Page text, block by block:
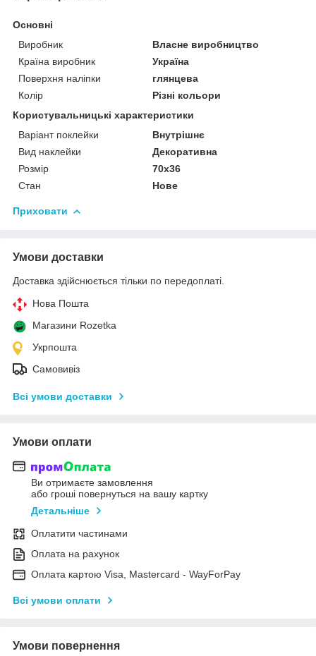
Основні
Виробник
Власне виробництво
Країна виробник
Україна
Поверхня наліпки
глянцева
Колір
Різні кольори
Користувальницькі характеристики
Варіант поклейки
Внутрішнє
Вид наклейки
Декоративна
Розмір
70х36
Стан
Нове
Приховати
Умови доставки
Доставка здійснюється тільки по передоплаті.
Нова Пошта
Магазини Rozetka
Укрпошта
Самовивіз
Всі умови доставки
Умови оплати
Ви отримаєте замовлення
або гроші повернуться на вашу картку
Детальніше
Оплатити частинами
Оплата на рахунок
Оплата картою Visa, Mastercard - WayForPay
Всі умови оплати
Умови повернення